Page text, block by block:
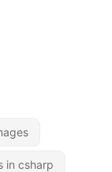
in csharp